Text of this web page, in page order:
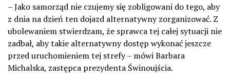
– Jako samorząd nie czujemy się zobligowani do tego, aby
z dnia na dzień ten dojazd alternatywny zorganizować. Z
ubolewaniem stwierdzam, że sprawca tej całej sytuacji nie
zadbał, aby takie alternatywny dostęp wykonać jeszcze
przed uruchomieniem tej strefy – mówi Barbara
Michalska, zastępca prezydenta Świnoujścia.